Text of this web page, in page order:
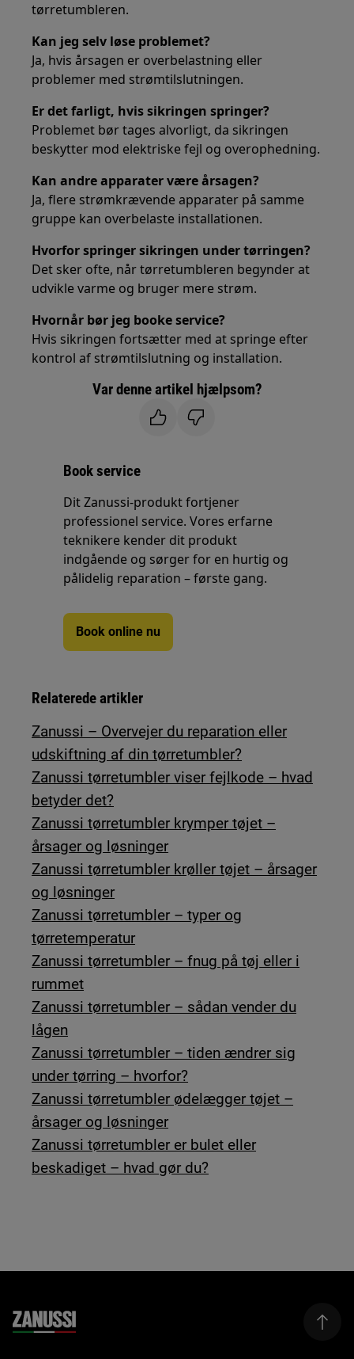
tørretumbleren.
Kan jeg selv løse problemet?
Ja, hvis årsagen er overbelastning eller
problemer med strømtilslutningen.
Er det farligt, hvis sikringen springer?
Problemet bør tages alvorligt, da sikringen
beskytter mod elektriske fejl og overophedning.
Kan andre apparater være årsagen?
Ja, flere strømkrævende apparater på samme
gruppe kan overbelaste installationen.
Hvorfor springer sikringen under tørringen?
Det sker ofte, når tørretumbleren begynder at
udvikle varme og bruger mere strøm.
Hvornår bør jeg booke service?
Hvis sikringen fortsætter med at springe efter
kontrol af strømtilslutning og installation.
Var denne artikel hjælpsom?
Book service
Dit Zanussi-produkt fortjener
professionel service. Vores erfarne
teknikere kender dit produkt
indgående og sørger for en hurtig og
pålidelig reparation – første gang.
Book online nu
Relaterede artikler
Zanussi – Overvejer du reparation eller
udskiftning af din tørretumbler?
Zanussi tørretumbler viser fejlkode – hvad
betyder det?
Zanussi tørretumbler krymper tøjet –
årsager og løsninger
Zanussi tørretumbler krøller tøjet – årsager
og løsninger
Zanussi tørretumbler – typer og
tørretemperatur
Zanussi tørretumbler – fnug på tøj eller i
rummet
Zanussi tørretumbler – sådan vender du
lågen
Zanussi tørretumbler – tiden ændrer sig
under tørring – hvorfor?
Zanussi tørretumbler ødelægger tøjet –
årsager og løsninger
Zanussi tørretumbler er bulet eller
beskadiget – hvad gør du?